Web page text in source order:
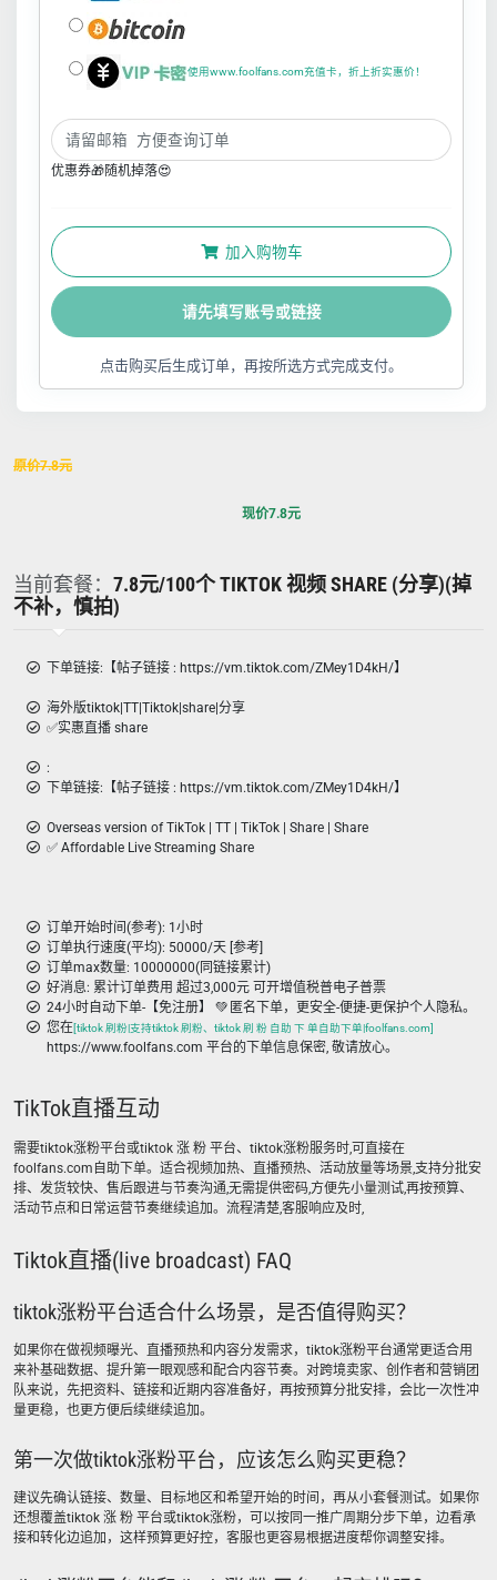
使用www.foolfans.com充值卡，折上折实惠价！
优惠券🎁随机掉落😍
加入购物车
请先填写账号或链接
点击购买后生成订单，再按所选方式完成支付。
原价7.8元
现价7.8元
当前套餐： 7.8元/100个 TIKTOK 视频 SHARE (分享)(掉
不补，慎拍)
下单链接:【帖子链接 : https://vm.tiktok.com/ZMey1D4kH/】
海外版tiktok|TT|Tiktok|share|分享
✅实惠直播 share
:
下单链接:【帖子链接 : https://vm.tiktok.com/ZMey1D4kH/】
Overseas version of TikTok | TT | TikTok | Share | Share
✅ Affordable Live Streaming Share
订单开始时间(参考): 1小时
订单执行速度(平均): 50000/天 [参考]
订单max数量: 10000000(同链接累计)
好消息: 累计订单费用 超过3,000元 可开增值税普电子普票
24小时自动下单-【免注册】 💚 匿名下单，更安全-便捷-更保护个人隐私。
您在[tiktok 刷粉|支持tiktok 刷粉、tiktok 刷 粉 自助 下 单自助下单|foolfans.com]
https://www.foolfans.com 平台的下单信息保密, 敬请放心。
TikTok直播互动
需要tiktok涨粉平台或tiktok 涨 粉 平台、tiktok涨粉服务时,可直接在
foolfans.com自助下单。适合视频加热、直播预热、活动放量等场景,支持分批安
排、发货较快、售后跟进与节奏沟通,无需提供密码,方便先小量测试,再按预算、
活动节点和日常运营节奏继续追加。流程清楚,客服响应及时,
Tiktok直播(live broadcast) FAQ
tiktok涨粉平台适合什么场景，是否值得购买？
如果你在做视频曝光、直播预热和内容分发需求，tiktok涨粉平台通常更适合用
来补基础数据、提升第一眼观感和配合内容节奏。对跨境卖家、创作者和营销团
队来说，先把资料、链接和近期内容准备好，再按预算分批安排，会比一次性冲
量更稳，也更方便后续继续追加。
第一次做tiktok涨粉平台，应该怎么购买更稳？
建议先确认链接、数量、目标地区和希望开始的时间，再从小套餐测试。如果你
还想覆盖tiktok 涨 粉 平台或tiktok涨粉，可以按同一推广周期分步下单，边看承
接和转化边追加，这样预算更好控，客服也更容易根据进度帮你调整安排。